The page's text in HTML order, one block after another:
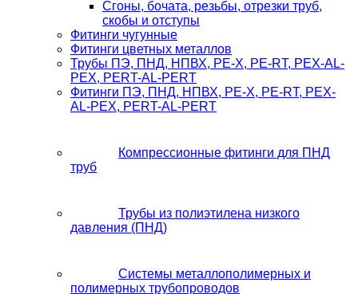
Сгоны, бочата, резьбы, отрезки труб,
скобы и отступы
Фитинги чугунные
Фитинги цветных металлов
Трубы ПЭ, ПНД, НПВХ, PE-X, PE-RT, PEX-AL-
PEX, PERT-AL-PERT
Фитинги ПЭ, ПНД, НПВХ, PE-X, PE-RT, PEX-
AL-PEX, PERT-AL-PERT
Компрессионные фитинги для ПНД
труб
Трубы из полиэтилена низкого
давления (ПНД)
Системы металлополимерных и
полимерных трубопроводов